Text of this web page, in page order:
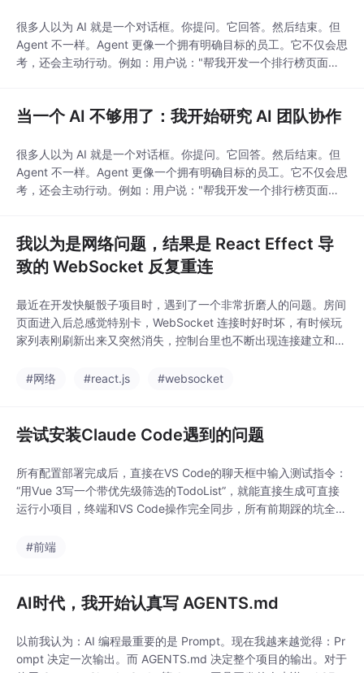
很多人以为 AI 就是一个对话框。你提问。它回答。然后结束。但
Agent 不一样。Agent 更像一个拥有明确目标的员工。它不仅会思
考，还会主动行动。例如：用户说："帮我开发一个排行榜页面。
完成任务。从某种意义上来说：大模型负责思考。Agent 负责干
当一个 AI 不够用了：我开始研究 AI 团队协作
很多人以为 AI 就是一个对话框。你提问。它回答。然后结束。但
Agent 不一样。Agent 更像一个拥有明确目标的员工。它不仅会思
考，还会主动行动。例如：用户说："帮我开发一个排行榜页面。
完成任务。从某种意义上来说：大模型负责思考。Agent 负责干
活。从 ChatGPT
我以为是网络问题，结果是 React Effect 导
致的 WebSocket 反复重连
最近在开发快艇骰子项目时，遇到了一个非常折磨人的问题。房间
页面进入后总感觉特别卡，WebSocket 连接时好时坏，有时候玩
家列表刚刷新出来又突然消失，控制台里也不断出现连接建立和断
几个小时的排查。最后发现，问题根本不在网络，也不在后端，而
#网络 #react.js #websocket
尝试安装Claude Code遇到的问题
所有配置部署完成后，直接在VS Code的聊天框中输入测试指令：
“用Vue 3写一个带优先级筛选的TodoList”，就能直接生成可直接
运行小项目，终端和VS Code操作完全同步，所有前期踩的坑全部
加坡节点，香港节点格直接放弃；2. 官方登录需外国手机号，国内
#前端
AI时代，我开始认真写 AGENTS.md
以前我认为：AI 编程最重要的是 Prompt。现在我越来越觉得：Pr
ompt 决定一次输出。而 AGENTS.md 决定整个项目的输出。对于